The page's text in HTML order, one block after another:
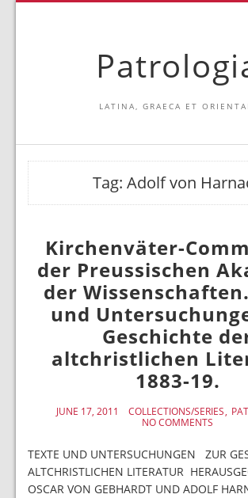
LATINA, GRAECA ET
Tag: Adolf von
Kirchenväter-
der Preussischen
der
und
Geschichte
altchristlichen
1883-19.
JUNE 17, 2011 COLLECTIONS/SERIES
NO COMMENTS
TEXTE UND UNTERSUCHUNGEN ZUR
ALTCHRISTLICHEN LITERATUR
OSCAR VON GEBHARDT UND ADOLF